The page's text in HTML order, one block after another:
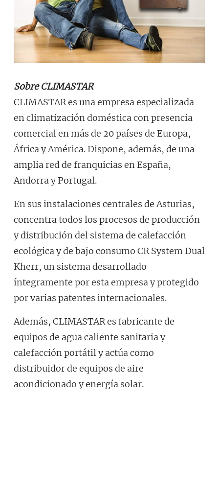
Sobre CLIMASTAR
CLIMASTAR es una empresa especializada
en climatización doméstica con presencia
comercial en más de 20 países de Europa,
África y América. Dispone, además, de una
amplia red de franquicias en España,
Andorra y Portugal.
En sus instalaciones centrales de Asturias,
concentra todos los procesos de producción
y distribución del sistema de calefacción
ecológica y de bajo consumo CR System Dual
Kherr, un sistema desarrollado
íntegramente por esta empresa y protegido
por varias patentes internacionales.
Además, CLIMASTAR es fabricante de
equipos de agua caliente sanitaria y
calefacción portátil y actúa como
distribuidor de equipos de aire
acondicionado y energía solar.